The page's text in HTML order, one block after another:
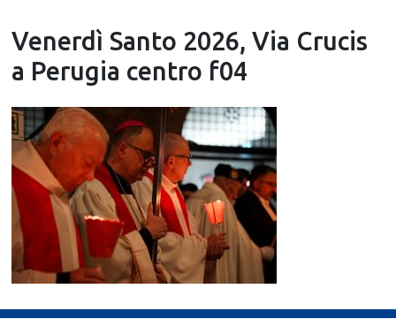
Venerdì Santo 2026, Via Crucis
a Perugia centro f04